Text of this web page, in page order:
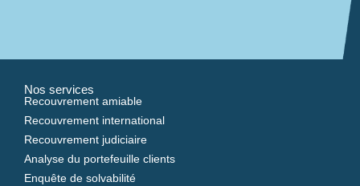
Nos services
Recouvrement amiable
Recouvrement international
Recouvrement judiciaire
Analyse du portefeuille clients
Enquête de solvabilité